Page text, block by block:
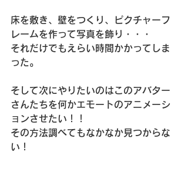
床を敷き、壁をつくり、ピクチャーフ
レームを作って写真を飾り・・・
それだけでもえらい時間かかってしま
った。
そして次にやりたいのはこのアバター
さんたちを何かエモートのアニメーシ
ョンさせたい！！
その方法調べてもなかなか見つからな
い！